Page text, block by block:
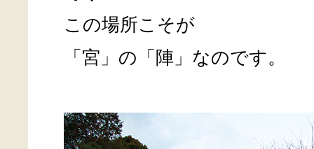
この場所こそが
「宮」の「陣」なのです。